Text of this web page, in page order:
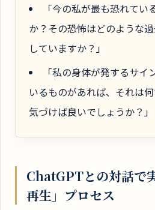
「今の私が最も恐れてい
か？その恐怖はどのような
していますか？」
「私の身体が発するサイ
いるものがあれば、それは
気づけば良いでしょうか？」
ChatGPTとの対話で
再生」プロセス